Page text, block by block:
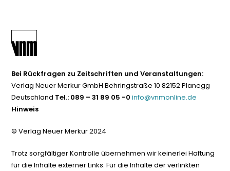
Bei Rückfragen zu Zeitschriften und Veranstaltungen:
Verlag Neuer Merkur GmbH Behringstraße 10 82152 Planegg
Deutschland Tel.: 089 – 31 89 05 -0 info@vnmonline.de
Hinweis
© Verlag Neuer Merkur 2024
Trotz sorgfältiger Kontrolle übernehmen wir keinerlei Haftung
für die Inhalte externer Links. Für die Inhalte der verlinkten